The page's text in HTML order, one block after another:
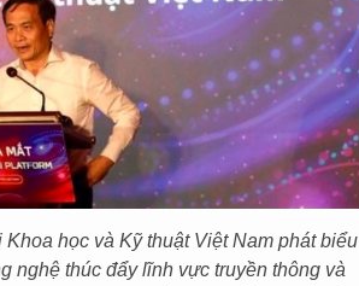
học và Kỹ thuật Việt Nam phát biểu
nghệ thúc đẩy lĩnh vực truyền thông và